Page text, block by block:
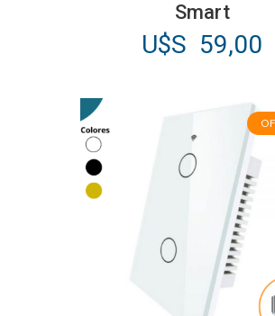
Smart
U$S 59,00